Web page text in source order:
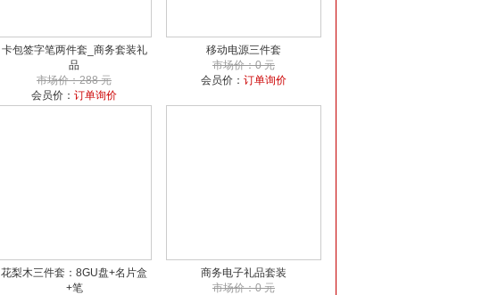
卡包签字笔两件套_商务套装礼
品
市场价：288 元
会员价： 订单询价
移动电源三件套
市场价：0 元
会员价： 订单询价
花梨木三件套：8GU盘+名片盒
+笔
商务电子礼品套装
市场价：0 元